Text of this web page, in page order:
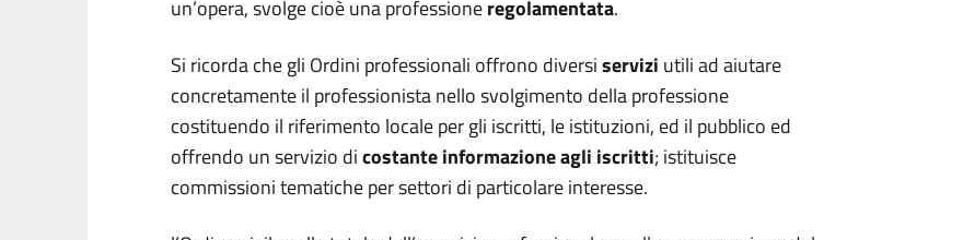
un’opera, svolge cioè una professioneregolamentata.
Si ricorda che gli Ordini professionali offrono diversiservizi utili ad aiutare
concretamente il professionista nello svolgimento della professione
costituendo il riferimento locale per gli iscritti, le istituzioni, ed il pubblico ed
offrendo un servizio dicostante informazione agli iscritti; istituisce
commissioni tematiche per settori di particolare interesse.